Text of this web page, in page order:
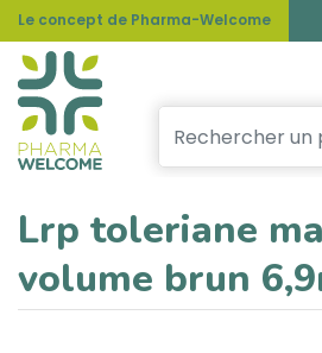
Le concept de Pharma-Welcome
Lrp toleriane
volume brun